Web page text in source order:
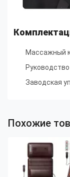
Массажный
Заводская
Похожие